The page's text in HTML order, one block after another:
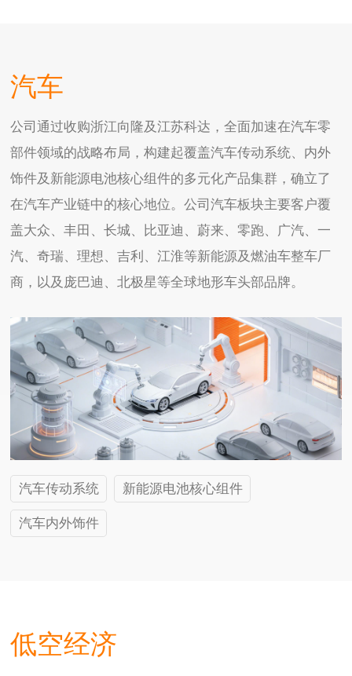
汽车
公司通过收购浙江向隆及江苏科达，全面加速在汽车零
部件领域的战略布局，构建起覆盖汽车传动系统、内外
饰件及新能源电池核心组件的多元化产品集群，确立了
在汽车产业链中的核心地位。公司汽车板块主要客户覆
盖大众、丰田、长城、比亚迪、蔚来、零跑、广汽、一
汽、奇瑞、理想、吉利、江淮等新能源及燃油车整车厂
商，以及庞巴迪、北极星等全球地形车头部品牌。
汽车传动系统 新能源电池核心组件
汽车内外饰件
低空经济